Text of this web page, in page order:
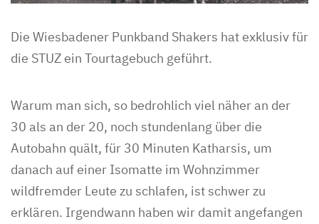
Die Wiesbadener Punkband Shakers hat exklusiv für
die STUZ ein Tourtagebuch geführt.
Warum man sich, so bedrohlich viel näher an der
30 als an der 20, noch stundenlang über die
Autobahn quält, für 30 Minuten Katharsis, um
danach auf einer Isomatte im Wohnzimmer
wildfremder Leute zu schlafen, ist schwer zu
erklären. Irgendwann haben wir damit angefangen